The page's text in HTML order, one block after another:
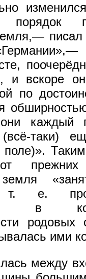
порядок
писал
и вскоре
по
каждый
таки)
поле)».
прежних
т. е.
в
ими
между